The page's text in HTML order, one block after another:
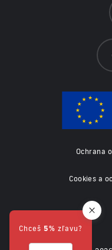
Chceš 5% zľavu?
Ochrana
Cookies a